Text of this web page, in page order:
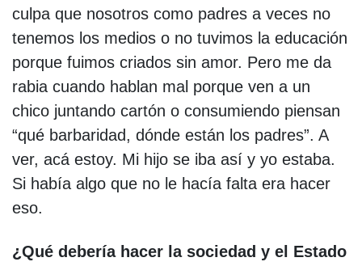
culpa que nosotros como padres a veces no
tenemos los medios o no tuvimos la educación
porque fuimos criados sin amor. Pero me da
rabia cuando hablan mal porque ven a un
chico juntando cartón o consumiendo piensan
“qué barbaridad, dónde están los padres”. A
ver, acá estoy. Mi hijo se iba así y yo estaba.
Si había algo que no le hacía falta era hacer
eso.
¿Qué debería hacer la sociedad y el Estado